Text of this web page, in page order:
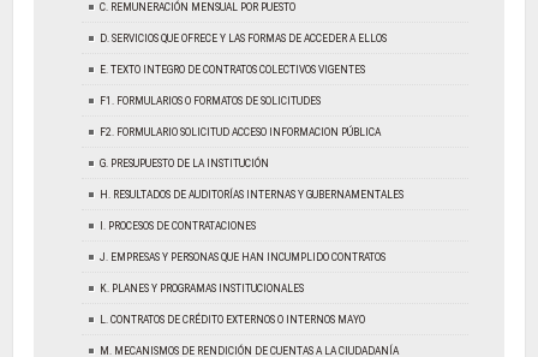
C. REMUNERACIÓN MENSUAL POR PUESTO
D. SERVICIOS QUE OFRECE Y LAS FORMAS DE ACCEDER A ELLOS
E. TEXTO INTEGRO DE CONTRATOS COLECTIVOS VIGENTES
F1. FORMULARIOS O FORMATOS DE SOLICITUDES
F2. FORMULARIO SOLICITUD ACCESO INFORMACION PÚBLICA
G. PRESUPUESTO DE LA INSTITUCIÓN
H. RESULTADOS DE AUDITORÍAS INTERNAS Y GUBERNAMENTALES
I. PROCESOS DE CONTRATACIONES
J. EMPRESAS Y PERSONAS QUE HAN INCUMPLIDO CONTRATOS
K. PLANES Y PROGRAMAS INSTITUCIONALES
L. CONTRATOS DE CRÉDITO EXTERNOS O INTERNOS MAYO
M. MECANISMOS DE RENDICIÓN DE CUENTAS A LA CIUDADANÍA